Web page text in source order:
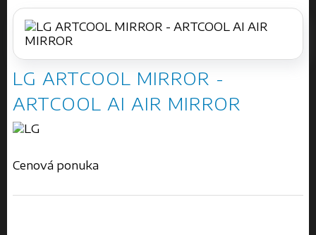
LG ARTCOOL MIRROR -
ARTCOOL AI AIR MIRROR
Cenová ponuka